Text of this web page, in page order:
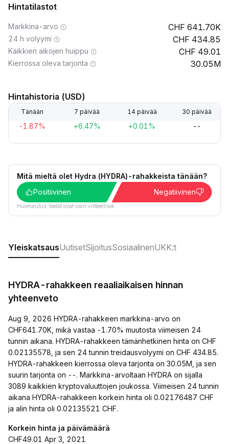
Hintatilastot
Markkina-arvo 641.70K
24 h volyymi 434.85
Kaikkien aikojen huippu 49.01
Kierrossa oleva tarjonta 30.05M
Hintahistoria (USD)
Tänään 7 päivää 14 päivää 30 päivää
-1.87% +6.47% +0.01% --
Mitä mieltä olet Hydra (HYDRA)-rahakkeista tänään?
Positiivinen
Negatiivinen
Huomautus: tiedot ovat vain viitteellisiä.
YleiskatsausUutisetSijoitusSosiaalinenUKK:t
HYDRA-rahakkeen reaaliaikaisen hinnan
yhteenveto
Aug 9, 2026 HYDRA-rahakkeen markkina-arvo on
CHF641.70K, mikä vastaa -1.70% muutosta viimeisen 24
tunnin aikana. HYDRA-rahakkeen tämänhetkinen hinta on CHF
0.02135578, ja sen 24 tunnin treidausvolyymi on CHF 434.85.
HYDRA-rahakkeen kierrossa oleva tarjonta on 30.05M, ja sen
suurin tarjonta on --. Markkina-arvoltaan HYDRA on sijalla
3089 kaikkien kryptovaluuttojen joukossa. Viimeisen 24 tunnin
aikana HYDRA-rahakkeen korkein hinta oli 0.02176487 CHF
ja alin hinta oli 0.02135521 CHF.
Korkein hinta ja päivämäärä
CHF49.01 Apr 3, 2021